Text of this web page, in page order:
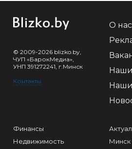
© 2009-2026 blizko.by,
ЧУП «БарокМедиа»,
УНП 391272241, г.Минск
Контакты
О нас
Наши
Наши
Финансы
Недвижимость
Минск